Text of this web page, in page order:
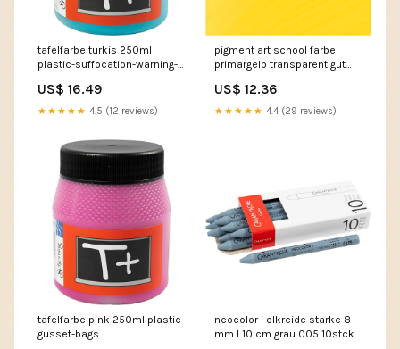
tafelfarbe turkis 250ml
plastic-suffocation-warning-
US$ 16.49
★★★★★ 4.5 (12 reviews)
pigment art school farbe
primargelb transparent gut
US$ 12.36
★★★★★ 4.4 (29 reviews)
tafelfarbe pink 250ml plastic-
gusset-bags
neocolor i olkreide starke 8
mm l 10 cm grau 005 10stck